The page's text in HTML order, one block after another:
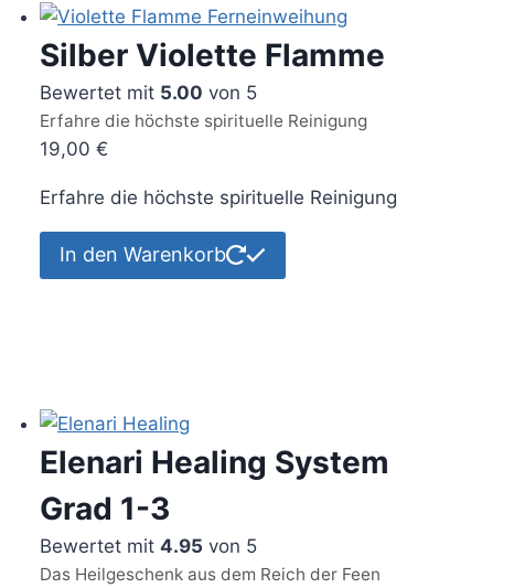
Silber Violette Flamme
Bewertet mit 5.00 von 5
Erfahre die höchste spirituelle Reinigung
19,00€
Erfahre die höchste spirituelle Reinigung
In den Warenkorb
Elenari Healing System
Grad 1-3
Bewertet mit4.95 von 5
Das Heilgeschenk aus dem Reich der Feen